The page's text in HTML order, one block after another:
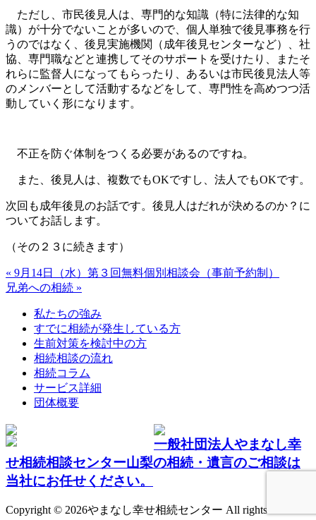
ただし、市民後見人は、専門的な知識（特に法律的な知
識）が十分でないことが多いので、個人単独で後見事務を行
うのではなく、後見実施機関（成年後見センターなど）、社
協、専門職などと連携してそのサポートを受けたり、またそ
れらに監督人になってもらったり、あるいは市民後見法人等
のメンバーとして活動するなどをして、専門性を高めつつ活
動していく形になります。
不正を防ぐ体制をつくる必要があるのですね。
また、後見人は、複数でもOKですし、法人でもOKです。
次回も成年後見のお話です。後見人はだれが決めるのか？に
ついてお話します。
（その２３に続きます）
« 9月14日（水）第３回無料個別相談会（事前予約制）
兄弟への相続 »
私たちの強み
すでに相続が発生している方
生前対策を検討中の方
相続相談の流れ
相続コラム
サービス詳細
団体概要
一般社団法人やまなし幸
せ相続相談センター山梨の相続・遺言のご相談は
当社にお任せください。
Copyright © 2026やまなし幸せ相続センター All rights reserved